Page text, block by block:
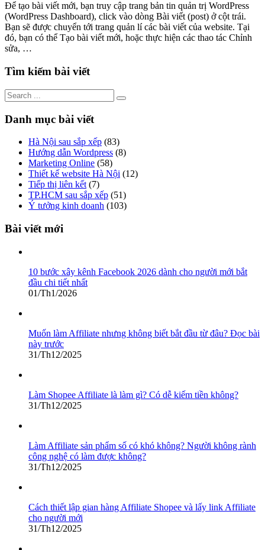
Để tạo bài viết mới, bạn truy cập trang bản tin quản trị WordPress
(WordPress Dashboard), click vào dòng Bài viết (post) ở cột trái.
Bạn sẽ được chuyển tới trang quản lí các bài viết của website. Tại
đó, bạn có thể Tạo bài viết mới, hoặc thực hiện các thao tác Chỉnh
sửa, …
Tìm kiếm bài viết
Danh mục bài viết
Hà Nội sau sắp xếp (83)
Hướng dẫn Wordpress (8)
Marketing Online (58)
Thiết kế website Hà Nội (12)
Tiếp thị liên kết (7)
TP.HCM sau sắp xếp (51)
Ý tưởng kinh doanh (103)
Bài viết mới
10 bước xây kênh Facebook 2026 dành cho người mới bắt
đầu chi tiết nhất
01/Th1/2026
Muốn làm Affiliate nhưng không biết bắt đầu từ đâu? Đọc bài
này trước
31/Th12/2025
Làm Shopee Affiliate là làm gì? Có dễ kiếm tiền không?
31/Th12/2025
Làm Affiliate sản phẩm số có khó không? Người không rành
công nghệ có làm được không?
31/Th12/2025
Cách thiết lập gian hàng Affiliate Shopee và lấy link Affiliate
cho người mới
31/Th12/2025